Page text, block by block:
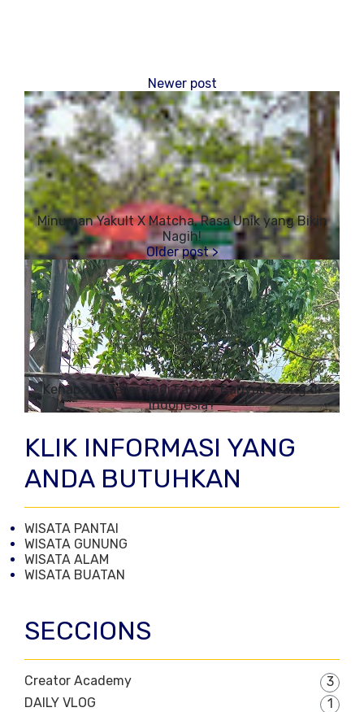
Minuman Yakult X Matcha, Rasa Unik yang Bikin
Nagih!
Kenapa Es Teller Jadi Favorit Banyak Orang di
Indonesia?
KLIK INFORMASI YANG
ANDA BUTUHKAN
WISATA PANTAI
WISATA GUNUNG
WISATA ALAM
WISATA BUATAN
SECCIONS
Creator Academy
3
DAILY VLOG
1